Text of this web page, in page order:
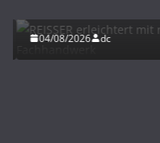
04/08/2026 dc